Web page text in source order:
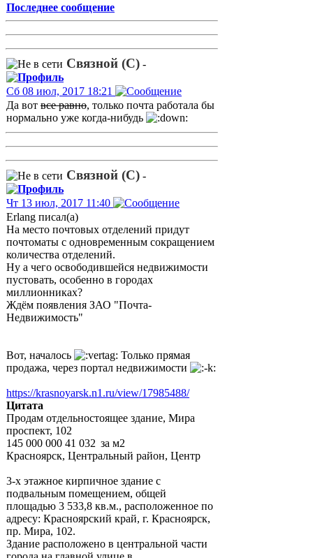
Последнее сообщение
Связной (С) -
Сб 08 июл, 2017 18:21
Да вот все равно, только почта работала бы
нормально уже когда-нибудь
Связной (С) -
Чт 13 июл, 2017 11:40
Erlang писал(а)
На место почтовых отделений придут
почтоматы с одновременным сокращением
количества отделений.
Ну а чего освободившейся недвижимости
пустовать, особенно в городах
миллионниках?
Ждём появления ЗАО "Почта-
Недвижимость"
Вот, началось
Только прямая
продажа, через портал недвижимости
https://krasnoyarsk.n1.ru/view/17985488/
Цитата
Продам отдельностоящее здание, Мира
проспект, 102
145 000 000 41 032 за м2
Красноярск, Центральный район, Центр
3-х этажное кирпичное здание с
подвальным помещением, общей
площадью 3 533,8 кв.м., расположенное по
адресу: Красноярский край, г. Красноярск,
пр. Мира, 102.
Здание расположено в центральной части